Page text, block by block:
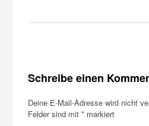
Schreibe einen
Deine E-Mail-Adresse wird nicht
Felder sind mit* markiert